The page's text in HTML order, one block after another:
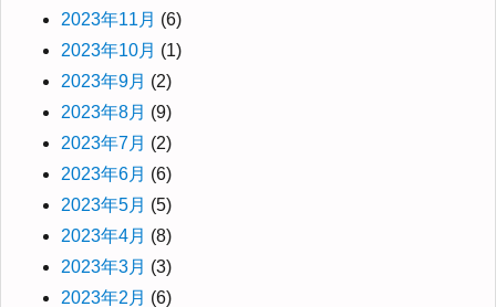
2023年11月 (6)
2023年10月 (1)
2023年9月 (2)
2023年8月 (9)
2023年7月 (2)
2023年6月 (6)
2023年5月 (5)
2023年4月 (8)
2023年3月 (3)
2023年2月 (6)